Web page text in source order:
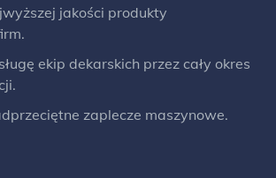
jakości produkty
ekip dekarskich przez cały okres
zaplecze maszynowe.